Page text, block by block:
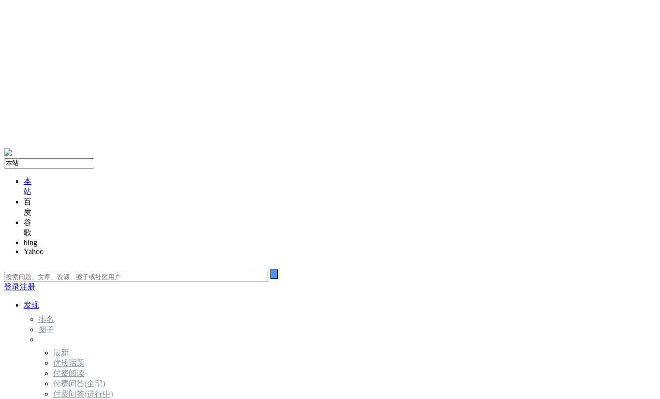
本
站
百
度
谷
歌
bing
Yahoo
登录注册
发现
排名
圈子
最新
优质话题
付费阅读
付费问答(全部)
付费问答(进行中)